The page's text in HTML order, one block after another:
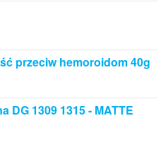
przeciw hemoroidom 40g
DG 1309 1315 - MATTE